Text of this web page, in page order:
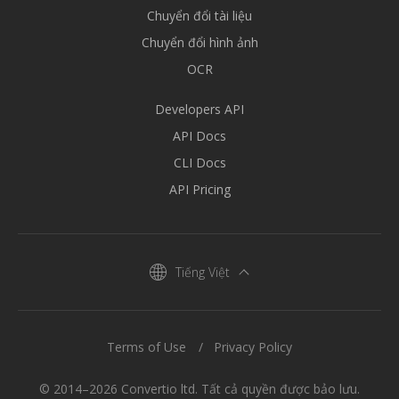
Chuyển đổi tài liệu
Chuyển đổi hình ảnh
OCR
Developers API
API Docs
CLI Docs
API Pricing
Tiếng Việt
© 2014–2026 Convertio ltd. Tất cả quyền được bảo lưu.
Terms of Use Privacy Policy